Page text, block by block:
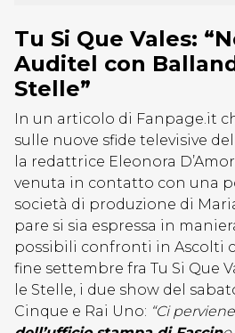
Tu Si Que Vales:
Auditel con
Stelle”
In un articolo di Fanpage.it
sulle nuove sfide televisive
la redattrice Eleonora
venuta in contatto con una
società di produzione di
pare si sia espressa in
possibili confronti in Ascolti
fine settembre fra Tu Si Que
le Stelle, i due show del
Cinque e Rai Uno: “Ci